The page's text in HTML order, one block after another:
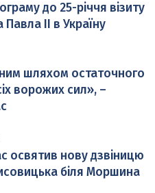
до 25-річчя візиту
Павла ІІ в Україну
шляхом остаточного
ворожих сил», –
освятив нову дзвіницю
біля Моршина